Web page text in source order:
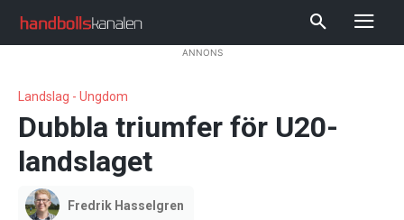
ANNONS
Landslag - Ungdom
Dubbla triumfer för U20-
landslaget
Fredrik Hasselgren